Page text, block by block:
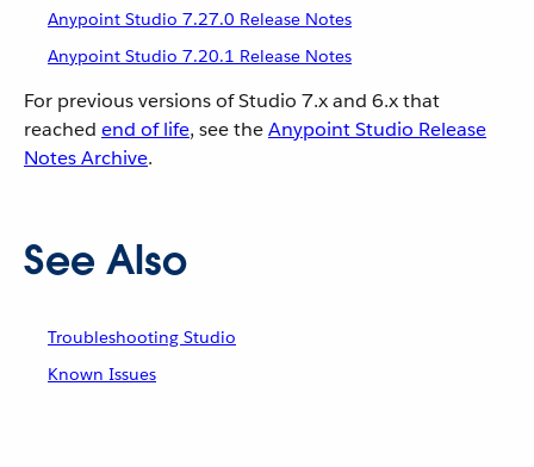
Anypoint Studio 7.27.0 Release Notes
Anypoint Studio 7.20.1 Release Notes
For previous versions of Studio 7.x and 6.x that
reached end of life, see theAnypoint Studio Release
Notes Archive.
See Also
Troubleshooting Studio
Known Issues